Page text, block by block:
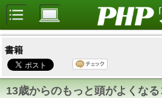
書籍
13歳からのもっと頭がよくな